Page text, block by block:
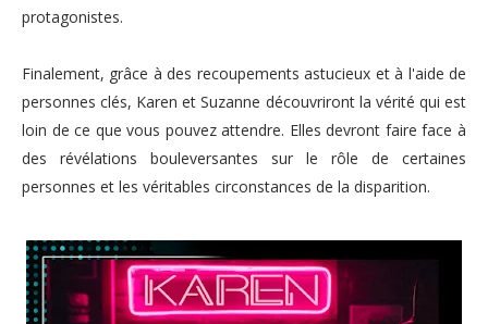
protagonistes.
Finalement, grâce à des recoupements astucieux et à l'aide de
personnes clés, Karen et Suzanne découvriront la vérité qui est
loin de ce que vous pouvez attendre. Elles devront faire face à
des révélations bouleversantes sur le rôle de certaines
personnes et les véritables circonstances de la disparition.